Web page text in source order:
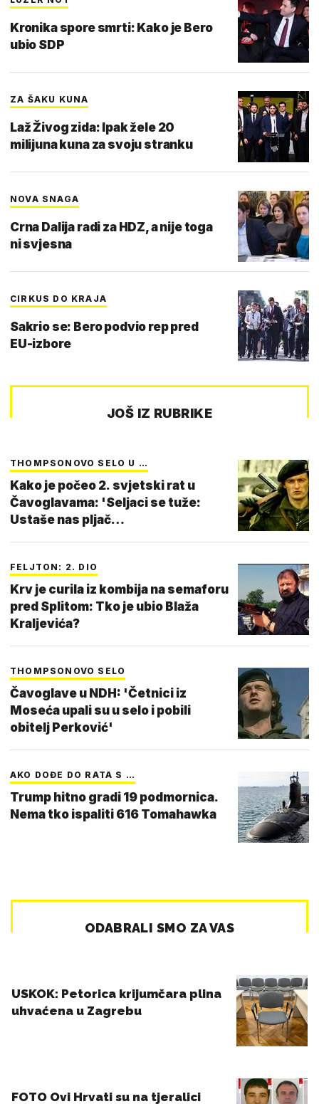
Kronika spore smrti: Kako je Bero
ubio SDP
ZA ŠAKU KUNA
Laž Živog zida: Ipak žele 20
milijuna kuna za svoju stranku
NOVA SNAGA
Crna Dalija radi za HDZ, a nije toga
ni svjesna
CIRKUS DO KRAJA
Sakrio se: Bero podvio rep pred
EU-izbore
JOŠ IZ RUBRIKE
THOMPSONOVO SELO U …
Kako je počeo 2. svjetski rat u
Čavoglavama: 'Seljaci se tuže:
Ustaše nas pljač…
FELJTON: 2. DIO
Krv je curila iz kombija na semaforu
pred Splitom: Tko je ubio Blaža
Kraljevića?
THOMPSONOVO SELO
Čavoglave u NDH: 'Četnici iz
Moseća upali su u selo i pobili
obitelj Perković'
AKO DOĐE DO RATA S …
Trump hitno gradi 19 podmornica.
Nema tko ispaliti 616 Tomahawka